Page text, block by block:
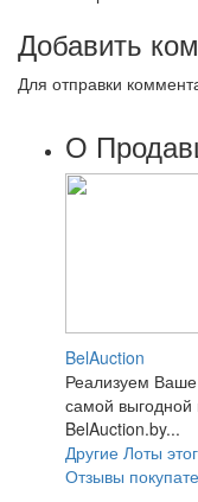
Добавить
Для отправки
О
BelAuction
Реализуем
самой выгодной
BelAuction.by...
Другие Лоты
Отзывы